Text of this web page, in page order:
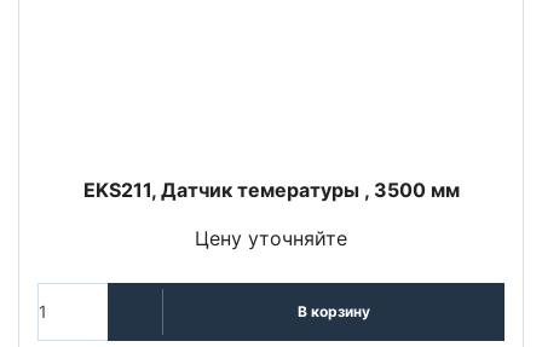
EKS211, Датчик темературы , 3500 мм
Цену уточняйте
В корзину